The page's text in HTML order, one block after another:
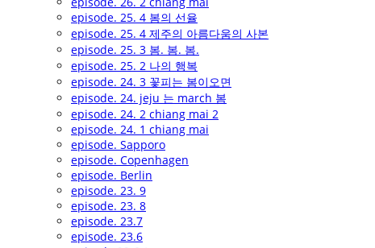
episode. 25. 4 봄의 선율
episode. 25. 4 제주의 아름다움의 사본
episode. 25. 3 봄. 봄. 봄.
episode. 25. 2 나의 행복
episode. 24. 3 꽃피는 봄이오면
episode. 24. jeju 는 march 봄
episode. 24. 2 chiang mai 2
episode. 24. 1 chiang mai
episode. Sapporo
episode. Copenhagen
episode. Berlin
episode. 23. 9
episode. 23. 8
episode. 23.7
episode. 23.6